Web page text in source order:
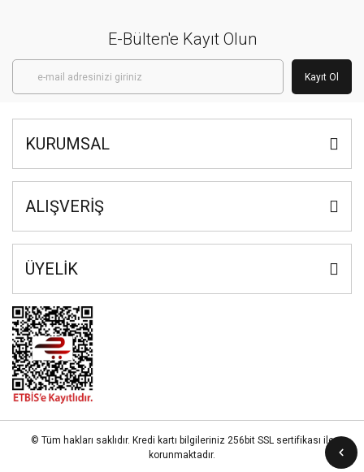
E-Bülten'e Kayıt Olun
Kayıt Ol
KURUMSAL
ALIŞVERİŞ
ÜYELİK
© Tüm hakları saklıdır. Kredi kartı bilgileriniz 256bit SSL sertifikası ile
korunmaktadır.